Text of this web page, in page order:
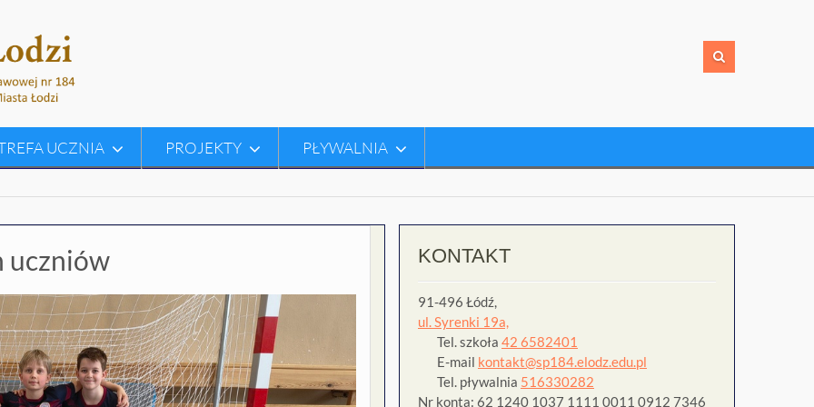
UCZNIA PROJEKTY PŁYWALNIA
uczniów KONTAKT
91-496 Łódź,
ul. Syrenki 19a,
Tel. szkoła 42 6582401
E-mail kontakt@sp184.elodz.edu.pl
Tel. pływalnia 516330282
Nr konta: 62 1240 1037 1111 0011 0912 7346